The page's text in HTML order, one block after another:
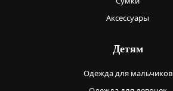
Аксессуары
Детям
Одежда для мальчиков